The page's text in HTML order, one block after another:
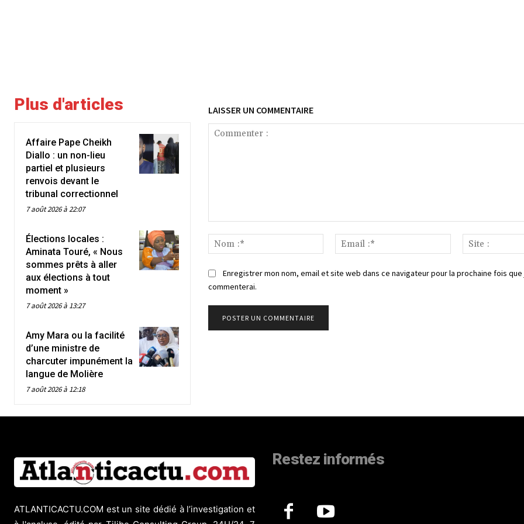
Plus d'articles
Affaire Pape Cheikh
Diallo : un non-lieu
partiel et plusieurs
renvois devant le
tribunal correctionnel
7 août 2026 à 22:07
Élections locales :
Aminata Touré, « Nous
sommes prêts à aller
aux élections à tout
moment »
7 août 2026 à 13:27
Amy Mara ou la facilité
d’une ministre de
charcuter impunément la
langue de Molière
7 août 2026 à 12:18
LAISSER UN COMMENTAIRE
Nom
:*
Email
:*
Enregistrer mon nom, email et site web dans ce navigateur pour la prochaine fois que
commenterai.
ATLANTICACTU.COM est un site dédié à l’investigation et
Restez informés